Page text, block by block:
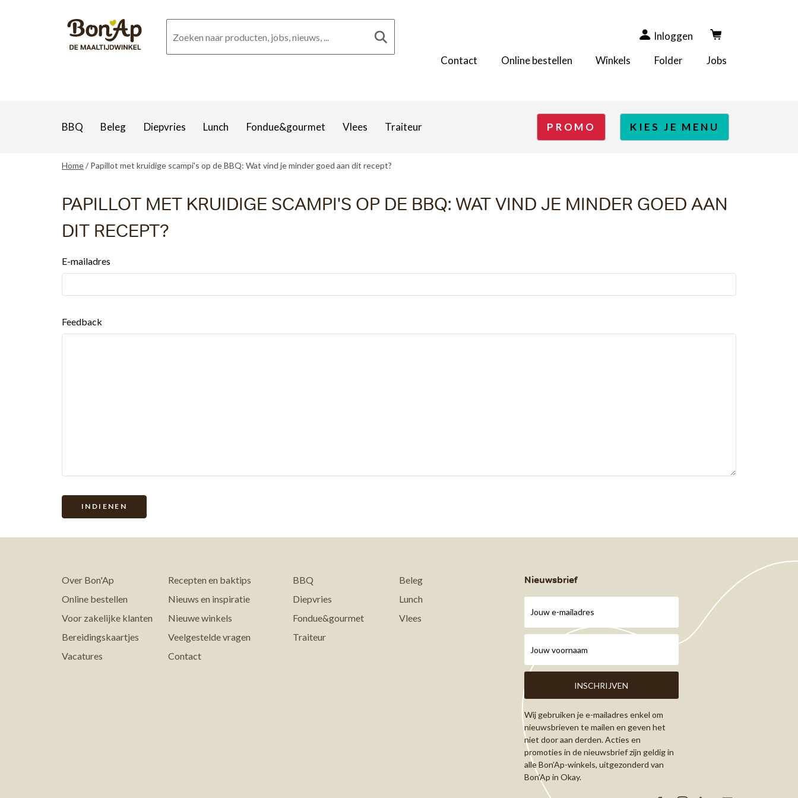
Inloggen
Contact
Online bestellen Winkels Folder Jobs
BBQ Beleg Diepvries Lunch Fondue&gourmet Vlees Traiteur PROMO KIES JE MENU
Home Papillot met kruidige scampi's op de BBQ: Wat vind je minder goed aan dit recept?
PAPILLOT MET KRUIDIGE SCAMPI'S OP DE BBQ: WAT VIND JE MINDER GOED AAN
DIT RECEPT?
E-mailadres
Feedback
Over Bon'Ap
Recepten en baktips
Online bestellen
Nieuws en inspiratie
Voor zakelijke klanten
Nieuwe winkels
Bereidingskaartjes
Veelgestelde vragen
Vacatures
Contact
BBQ
Beleg
Diepvries
Lunch
Fondue&gourmet
Vlees
Traiteur
Nieuwsbrief
Wij gebruiken je e-mailadres enkel om
nieuwsbrieven te mailen en geven het
niet door aan derden. Acties en
promoties in de nieuwsbrief zijn geldig in
alle Bon’Ap-winkels, uitgezonderd van
Bon’Ap in Okay.